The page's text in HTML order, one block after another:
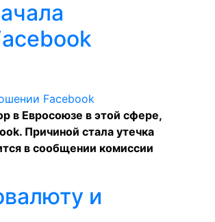
в Евросоюзе в этой сфере,
Причиной стала утечка
в сообщении комиссии
и